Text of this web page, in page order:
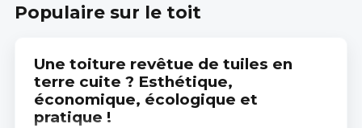
Populaire sur le toit
Une toiture revêtue de tuiles en
terre cuite ? Esthétique,
économique, écologique et
pratique !